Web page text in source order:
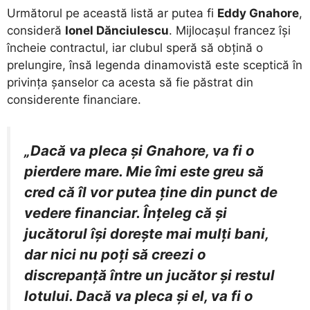
​Următorul pe această listă ar putea fi Eddy Gnahore,
consideră Ionel Dănciulescu. Mijlocașul francez își
încheie contractul, iar clubul speră să obțină o
prelungire, însă legenda dinamovistă este sceptică în
privința șanselor ca acesta să fie păstrat din
considerente financiare.
„Dacă va pleca și Gnahore, va fi o
pierdere mare. Mie îmi este greu să
cred că îl vor putea ține din punct de
vedere financiar. Înțeleg că și
jucătorul își dorește mai mulți bani,
dar nici nu poți să creezi o
discrepanță între un jucător și restul
lotului. Dacă va pleca și el, va fi o